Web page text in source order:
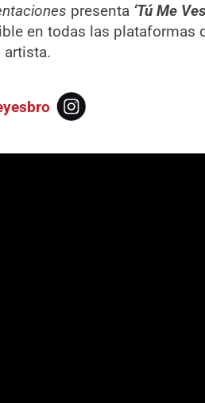
presenta ‘Tú Me
en todas las plataformas
artista.